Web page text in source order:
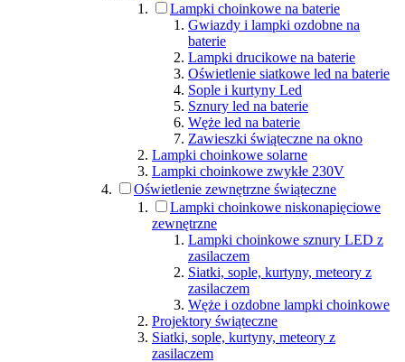
Lampki choinkowe na baterie
Gwiazdy i lampki ozdobne na
baterie
Lampki drucikowe na baterie
Oświetlenie siatkowe led na baterie
Sople i kurtyny Led
Sznury led na baterie
Węże led na baterie
Zawieszki świąteczne na okno
Lampki choinkowe solarne
Lampki choinkowe zwykłe 230V
Oświetlenie zewnętrzne świąteczne
Lampki choinkowe niskonapięciowe
zewnętrzne
Lampki choinkowe sznury LED z
zasilaczem
Siatki, sople, kurtyny, meteory z
zasilaczem
Węże i ozdobne lampki choinkowe
Projektory świąteczne
Siatki, sople, kurtyny, meteory z
zasilaczem